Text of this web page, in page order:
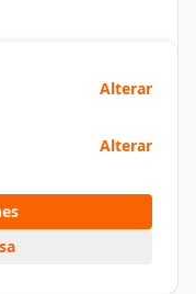
Alterar
Alterar